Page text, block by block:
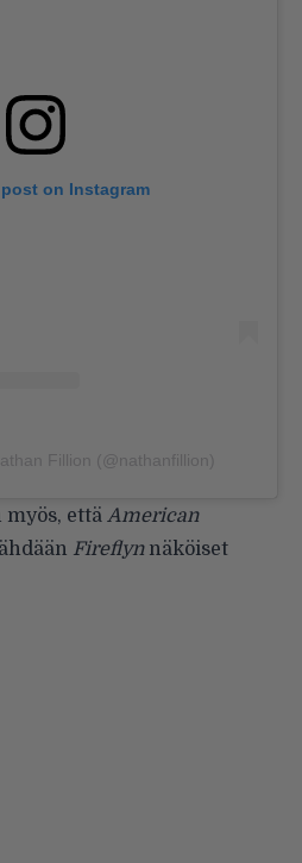
on Instagram
Fillion (@nathanfillion)
myös, että American
Fireflynnäköiset